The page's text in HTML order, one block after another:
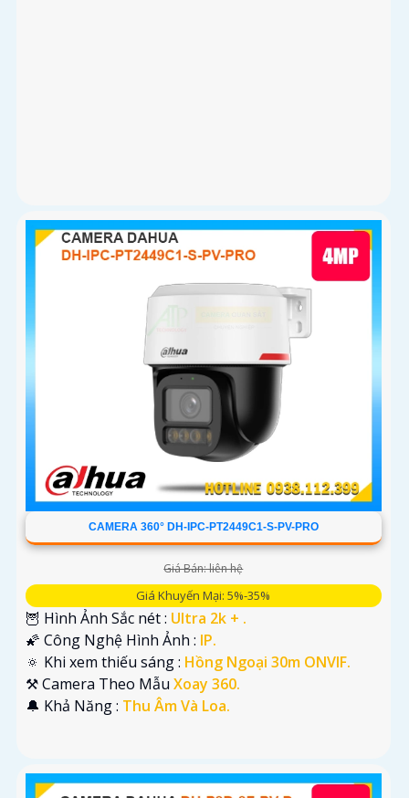
CAMERA 360° DH-IPC-PT2449C1-S-PV-PRO
Giá Bán: liên hệ
Giá Khuyến Mại: 5%-35%
🦉 Hình Ảnh Sắc nét : Ultra 2k + .
🌠 Công Nghệ Hình Ảnh : IP.
🔅 Khi xem thiếu sáng : Hồng Ngoại 30m ONVIF.
⚒ Camera Theo Mẫu Xoay 360.
️🔔 Khả Năng : Thu Âm Và Loa.